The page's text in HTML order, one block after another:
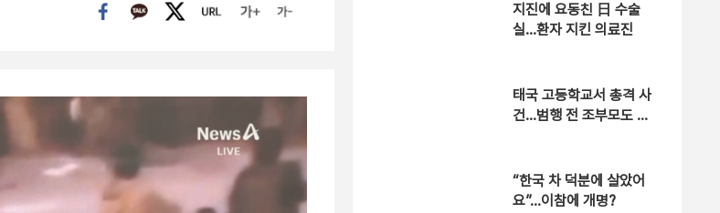
지진에 요동친 日 수술
실…환자 지킨 의료진
태국 고등학교서 총격 사
건…범행 전 조부모도 살
“한국 차 덕분에 살았어
요”…이참에 개명?